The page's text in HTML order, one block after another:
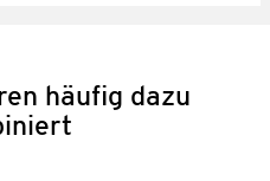
häufig dazu